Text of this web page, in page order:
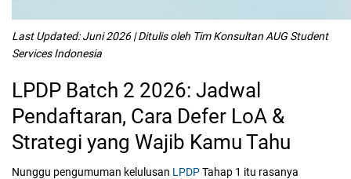
Last Updated: Juni 2026 | Ditulis oleh Tim Konsultan AUG Student
Services Indonesia
LPDP Batch 2 2026: Jadwal
Pendaftaran, Cara Defer LoA &
Strategi yang Wajib Kamu Tahu
Nunggu pengumuman kelulusan LPDPTahap 1 itu rasanya